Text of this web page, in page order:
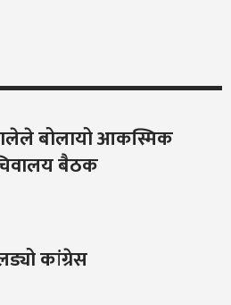
बोलायो आकस्मिक
बैठक
कांग्रेस